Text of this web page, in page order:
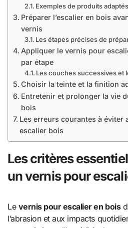
Exemples de produits adaptés
Préparer l’escalier en bois
vernis
Les étapes précises de
Appliquer le vernis pour
par étape
Les couches successives et
Choisir la teinte et la finition
Entretenir et prolonger la vie
bois
Les erreurs courantes à éviter
escalier bois
Les critères
un vernis pour
Le vernis pour escalier en bois
l’abrasion et aux impacts